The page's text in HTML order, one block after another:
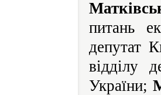
питань
депутат
відділу
України;